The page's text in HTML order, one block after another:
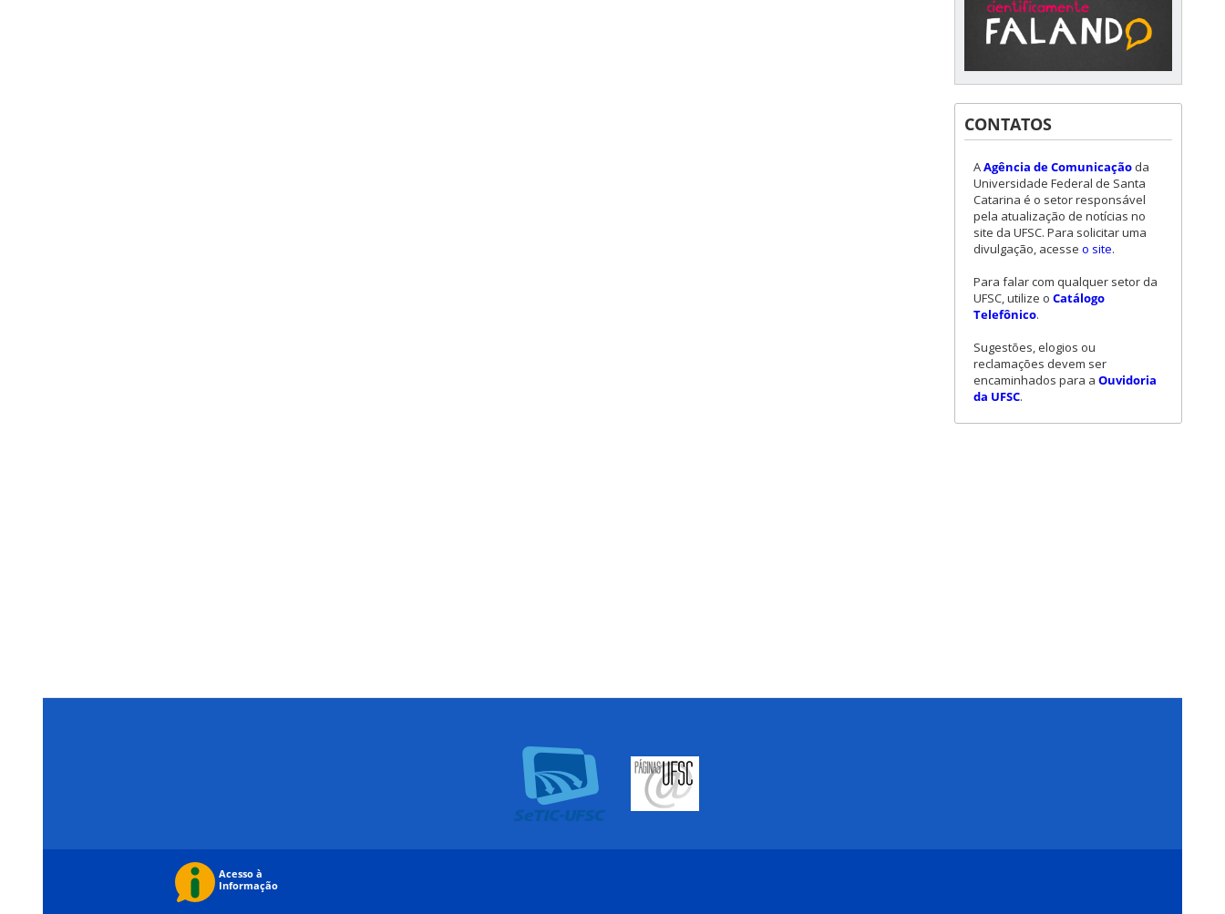
CONTATOS
AAgência de Comunicação da
Universidade Federal de Santa
Catarina é o setor responsável
pela atualização de notícias no
site da UFSC. Para solicitar uma
divulgação, acesse o site.
Para falar com qualquer setor da
UFSC, utilize o Catálogo
Telefônico.
Sugestões, elogios ou
reclamações devem ser
encaminhados para a Ouvidoria
da UFSC.